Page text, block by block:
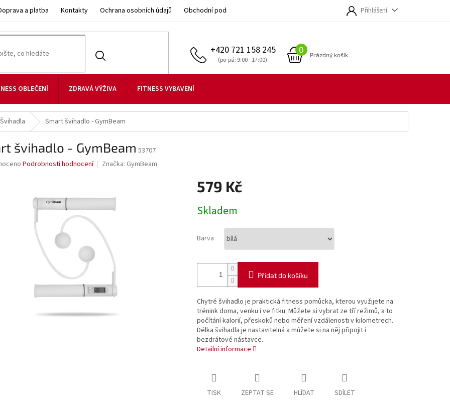
a platba Kontakty Ochrana osobních údajů Obchodní podmínky Přihlášení
+420 721 158 245
NÁKUPNÍ
Prázdný košík
OBLEČENÍ ZDRAVÁ VÝŽIVA FITNESS VYBAVENÍ
Švihadla Smart švihadlo - GymBeam
švihadlo - GymBeam 53707
Podrobnosti hodnocení Značka: GymBeam
579 Kč
cena:
Skladem
Barva
Přidat do košíku
Chytré švihadlo je praktická fitness pomůcka, kterou využijete na
trénink doma, venku i ve fitku. Můžete si vybrat ze tří režimů, a to
počítání kalorií, přeskoků nebo měření vzdálenosti v kilometrech.
Délka švihadla je nastavitelná a můžete si na něj připojit i
bezdrátové nástavce.
Detailní informace
TISK ZEPTAT SE HLÍDAT SDÍLET